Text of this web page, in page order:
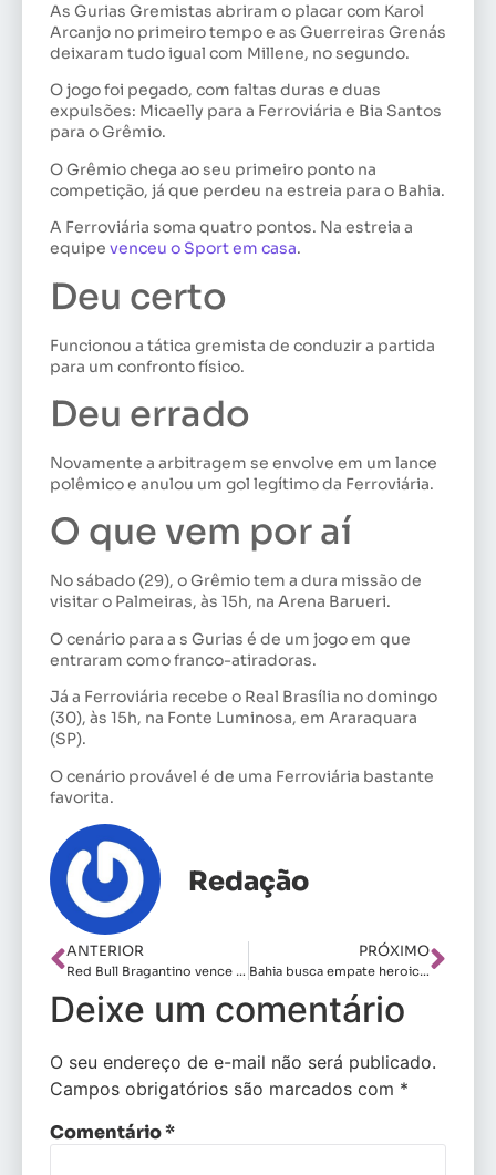
As Gurias Gremistas abriram o placar com Karol
Arcanjo no primeiro tempo e as Guerreiras Grenás
deixaram tudo igual com Millene, no segundo.
O jogo foi pegado, com faltas duras e duas
expulsões: Micaelly para a Ferroviária e Bia Santos
para o Grêmio.
O Grêmio chega ao seu primeiro ponto na
competição, já que perdeu na estreia para o Bahia.
A Ferroviária soma quatro pontos. Na estreia a
equipe venceu o Sport em casa.
Deu certo
Funcionou a tática gremista de conduzir a partida
para um confronto físico.
Deu errado
Novamente a arbitragem se envolve em um lance
polêmico e anulou um gol legítimo da Ferroviária.
O que vem por aí
No sábado (29), o Grêmio tem a dura missão de
visitar o Palmeiras, às 15h, na Arena Barueri.
O cenário para a s Gurias é de um jogo em que
entraram como franco-atiradoras.
Já a Ferroviária recebe o Real Brasília no domingo
(30), às 15h, na Fonte Luminosa, em Araraquara
(SP).
O cenário provável é de uma Ferroviária bastante
favorita.
Redação
ANTERIOR
Red Bull Bragantino vence e convence
PRÓXIMO
Bahia busca empate heroico contra o Flamengo
Deixe um comentário
O seu endereço de e-mail não será publicado.
Campos obrigatórios são marcados com *
Comentário*